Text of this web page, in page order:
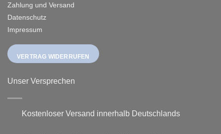
Zahlung und Versand
Datenschutz
Impressum
VERTRAG WIDERRUFEN
Unser Versprechen
Kostenloser Versand innerhalb Deutschlands